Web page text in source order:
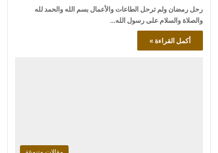
رحل رمضان ولم ترحل الطاعات والأعمال بسم الله والحمد لله
والصلاة والسلام على رسول الله…
أكمل القراءة »